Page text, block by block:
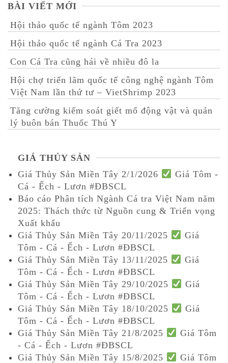
BÀI VIẾT MỚI
Hội thảo quốc tế ngành Tôm 2023
Hội thảo quốc tế ngành Cá Tra 2023
Con Cá Tra cũng hái về nhiều đô la
Hội chợ triển lãm quốc tế công nghệ ngành Tôm
Việt Nam lần thứ tư – VietShrimp 2023
Tăng cường kiểm soát giết mổ động vật và quản
lý buôn bán Thuốc Thú Y
GIÁ THỦY SẢN
Giá Thủy Sản Miền Tây 2/1/2026
Giá Tôm -
Cá - Ếch - Lươn #ĐBSCL
Báo cáo Phân tích Ngành Cá tra Việt Nam năm
2025: Thách thức từ Nguồn cung & Triển vọng
Xuất khẩu
Giá Thủy Sản Miền Tây 20/11/2025
Giá
Tôm - Cá - Ếch - Lươn #ĐBSCL
Giá Thủy Sản Miền Tây 13/11/2025
Giá
Tôm - Cá - Ếch - Lươn #ĐBSCL
Giá Thủy Sản Miền Tây 29/10/2025
Giá
Tôm - Cá - Ếch - Lươn #ĐBSCL
Giá Thủy Sản Miền Tây 18/10/2025
Giá
Tôm - Cá - Ếch - Lươn #ĐBSCL
Giá Thủy Sản Miền Tây 21/8/2025
Giá Tôm
- Cá - Ếch - Lươn #ĐBSCL
Giá Thủy Sản Miền Tây 15/8/2025
Giá Tôm